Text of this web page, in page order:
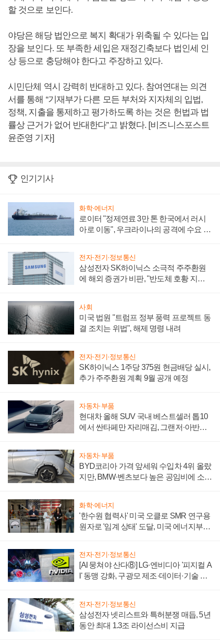
할 것으로 보인다.
야당은 해당 법안으로 복지 확대가 위축될 수 있다는 입
장을 보인다. 또 부족한 세입은 재정긴축보다 법인세 인
상 등으로 충당해야 한다고 주장하고 있다.
시민단체 역시 강력히 반대하고 있다. 참여연대는 의견
서를 통해 “기재부가 다른 모든 부처와 지자체의 입법,
정책, 지출을 통제하고 평가하도록 하는 것은 헌법과 법
률상 근거가 없어 반대한다”고 밝혔다. [비즈니스포스트
윤준영 기자]
인기기사
화학·에너지
로이터 "정제연료 3만 톤 한국에서 러시
아로 이동", 우크라이나의 공격에 수요 늘
전자·전기·정보통신
삼성전자 SK하이닉스 소극적 주주환원
에 해외 증권가 비판, "반도체 호황 지속
사회
미국 법원 "트럼프 정부 풍력 프로젝트 동
결 조치는 위법", 해제 명령 내려
전자·전기·정보통신
SK하이닉스 1주당 375원 현금배당 실시,
추가 주주환원 계획 9월 공개 예정
자동차·부품
현대차 올해 SUV 국내 베스트셀러 톱10
에서 싼타페만 자리매김, 그랜저·아반떼
자동차·부품
BYD코리아 가격 앞세워 수입차 4위 올랐
지만, BMW·벤츠보다 높은 공임비에 소비
화학·에너지
'한수원 협력사' 미국 오클로 SMR 연구용
원자로 '임계 상태' 도달, 미국 에너지부
전자·전기·정보통신
[AI 뭉쳐야 산다⑧] LG·엔비디아 '피지컬 A
I' 동맹 강화, 구광모 제조·데이터·기술 결
전자·전기·정보통신
삼성전자 넷리스트와 특허분쟁 매듭, 5년
동안 최대 1.3조 라이선스비 지급